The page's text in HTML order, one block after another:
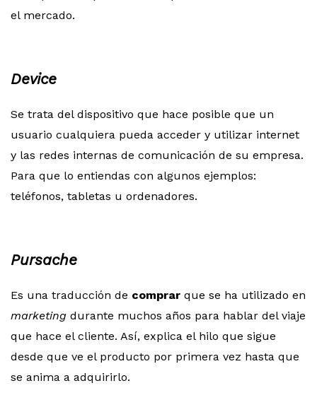
el mercado.
Device
Se trata del dispositivo que hace posible que un
usuario cualquiera pueda acceder y utilizar internet
y las redes internas de comunicación de su empresa.
Para que lo entiendas con algunos ejemplos:
teléfonos, tabletas u ordenadores.
Pursache
Es una traducción de comprar que se ha utilizado en
marketing durante muchos años para hablar del viaje
que hace el cliente. Así, explica el hilo que sigue
desde que ve el producto por primera vez hasta que
se anima a adquirirlo.